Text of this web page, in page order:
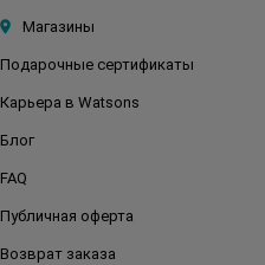
Магазины
Подарочные сертификаты
Карьера в Watsons
Блог
FAQ
Публичная оферта
Возврат заказа